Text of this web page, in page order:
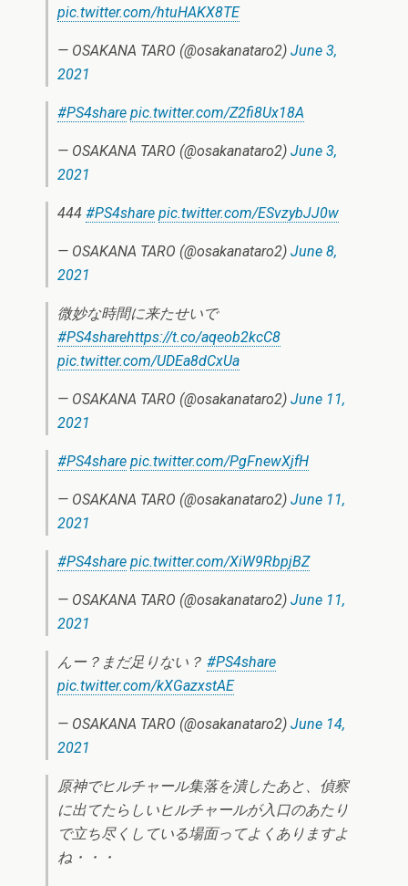
pic.twitter.com/htuHAKX8TE
— OSAKANA TARO (@osakanataro2) June 3,
2021
#PS4share pic.twitter.com/Z2fi8Ux18A
— OSAKANA TARO (@osakanataro2) June 3,
2021
444 #PS4share pic.twitter.com/ESvzybJJ0w
— OSAKANA TARO (@osakanataro2) June 8,
2021
微妙な時間に来たせいで
#PS4sharehttps://t.co/aqeob2kcC8
pic.twitter.com/UDEa8dCxUa
— OSAKANA TARO (@osakanataro2) June 11,
2021
#PS4share pic.twitter.com/PgFnewXjfH
— OSAKANA TARO (@osakanataro2) June 11,
2021
#PS4share pic.twitter.com/XiW9RbpjBZ
— OSAKANA TARO (@osakanataro2) June 11,
2021
んー？まだ足りない？ #PS4share
pic.twitter.com/kXGazxstAE
— OSAKANA TARO (@osakanataro2) June 14,
2021
原神でヒルチャール集落を潰したあと、偵察
に出てたらしいヒルチャールが入口のあたり
で立ち尽くしている場面ってよくありますよ
ね・・・